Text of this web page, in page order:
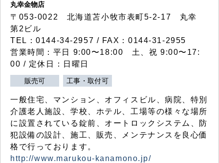
丸幸金物店
〒053-0022 北海道苫小牧市表町5-2-17 丸幸
第2ビル
TEL：0144-34-2957 / FAX：0144-31-2955
営業時間：平日 9:00〜18:00 土、祝 9:00〜17:
00 / 定休日：日曜日
販売可 工事・取付可
一般住宅、マンション、オフィスビル、病院、特別
介護老人施設、学校、ホテル、工場等の様々な場所
に設置されている錠前、オートロックシステム、防
犯設備の設計、施工、販売、メンテナンスを良心価
格で行っております。
http://www.marukou-kanamono.jp/